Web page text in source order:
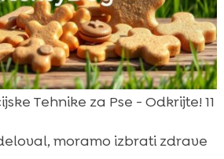
Tehnike za Pse - Odkrijte! 11
moramo izbrati zdrave